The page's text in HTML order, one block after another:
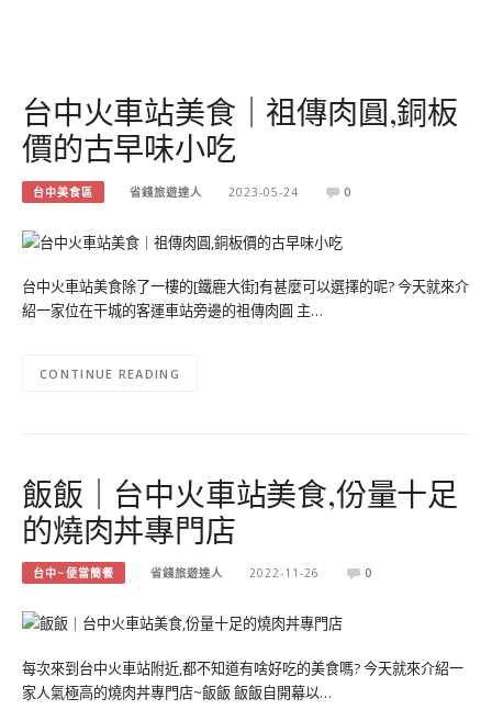
台中火車站美食｜祖傳肉圓,銅板
價的古早味小吃
台中美食區 省錢旅遊達人 2023-05-24 0
台中火車站美食除了一樓的[鐵鹿大街]有甚麼可以選擇的呢? 今天就來介
紹一家位在干城的客運車站旁邊的祖傳肉圓 主…
CONTINUE READING
飯飯｜台中火車站美食,份量十足
的燒肉丼專門店
台中~便當簡餐 省錢旅遊達人 2022-11-26 0
每次來到台中火車站附近,都不知道有啥好吃的美食嗎? 今天就來介紹一
家人氣極高的燒肉丼專門店~飯飯 飯飯自開幕以…